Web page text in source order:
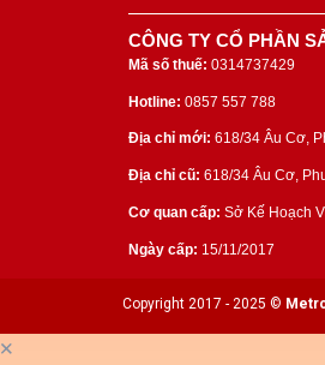
CÔNG TY CỔ PHẦN
Mã số thuế: 0314737429
Hotline: 0857 557 788
Địa chỉ mới: 618/34 Âu Cơ,
Địa chỉ cũ: 618/34 Âu Cơ,
Cơ quan cấp: Sở Kế Hoạch
Ngày cấp: 15/11/2017
Copyright 2017 - 2025 ©